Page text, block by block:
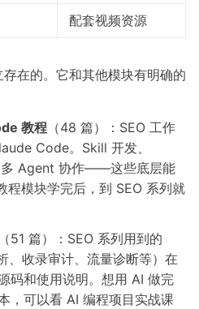
配套视频资源
在的。它和其他模块有明确的
教程 （48 篇）：SEO 工作
Code。Skill 开发、
多 Agent 协作——这些底层能
模块学完后，到 SEO 系列就
（51 篇）：SEO 系列用到的
、收录审计、流量诊断等）在
码和使用说明。想用 AI 做完
，可以看 AI 编程项目实战课